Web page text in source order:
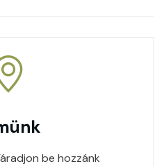
be hozzánk